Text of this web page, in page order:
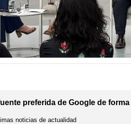
preferida de Google de forma
noticias de actualidad